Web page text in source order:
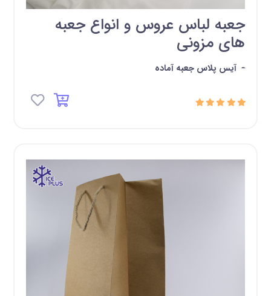
جعبه لباس عروس و انواع جعبه
های مزونی
- آیس پلاس جعبه آماده